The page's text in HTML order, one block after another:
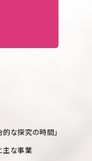
的な探究の時間」
主な事業